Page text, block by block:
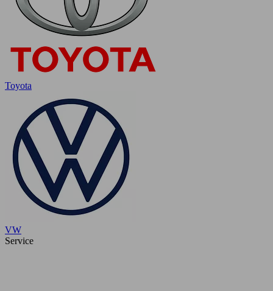
Toyota
VW
Service